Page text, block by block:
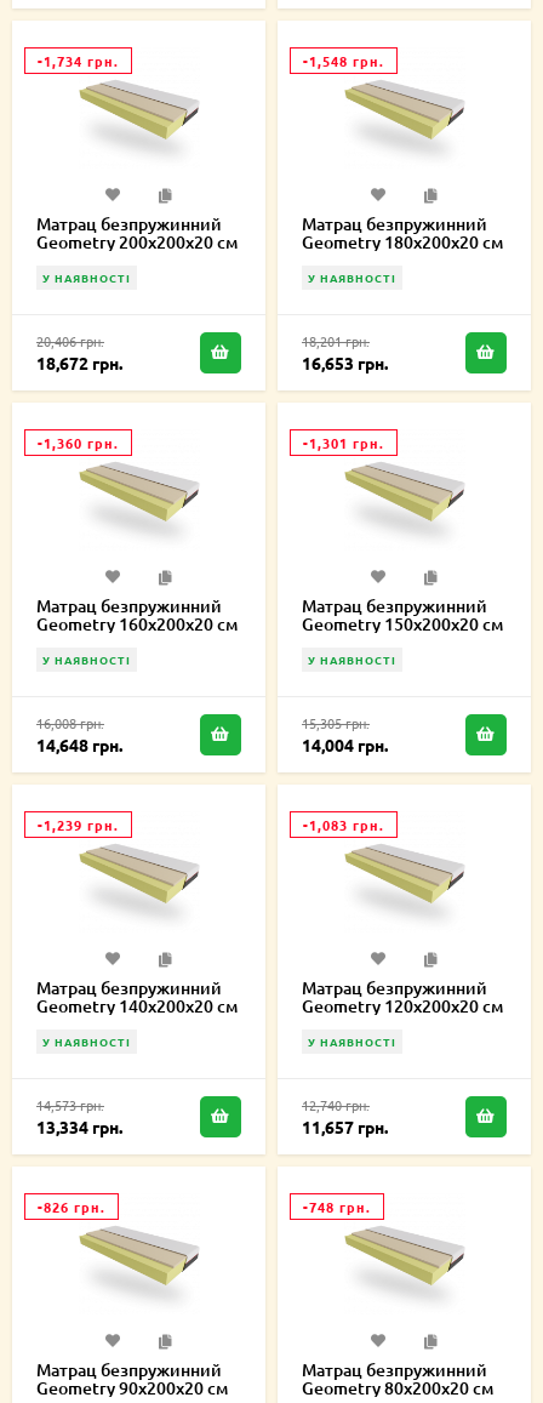
-1,734 грн.
Матрац безпружинний
Geometry 200х200х20 см
У НАЯВНОСТІ
20,406 грн.
18,672 грн.
-1,548 грн.
Матрац безпружинний
Geometry 180х200х20 см
У НАЯВНОСТІ
18,201 грн.
16,653 грн.
-1,360 грн.
Матрац безпружинний
Geometry 160х200х20 см
У НАЯВНОСТІ
16,008 грн.
14,648 грн.
-1,301 грн.
Матрац безпружинний
Geometry 150х200х20 см
У НАЯВНОСТІ
15,305 грн.
14,004 грн.
-1,239 грн.
Матрац безпружинний
Geometry 140х200х20 см
У НАЯВНОСТІ
14,573 грн.
13,334 грн.
-1,083 грн.
Матрац безпружинний
Geometry 120х200х20 см
У НАЯВНОСТІ
12,740 грн.
11,657 грн.
-826 грн.
Матрац безпружинний
Geometry 90х200х20 см
-748 грн.
Матрац безпружинний
Geometry 80х200х20 см